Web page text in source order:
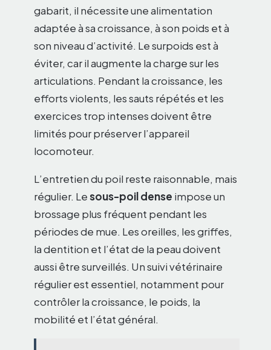
gabarit, il nécessite une alimentation
adaptée à sa croissance, à son poids et à
son niveau d’activité. Le surpoids est à
éviter, car il augmente la charge sur les
articulations. Pendant la croissance, les
efforts violents, les sauts répétés et les
exercices trop intenses doivent être
limités pour préserver l’appareil
locomoteur.
L’entretien du poil reste raisonnable, mais
régulier. Lesous-poil dense impose un
brossage plus fréquent pendant les
périodes de mue. Les oreilles, les griffes,
la dentition et l’état de la peau doivent
aussi être surveillés. Un suivi vétérinaire
régulier est essentiel, notamment pour
contrôler la croissance, le poids, la
mobilité et l’état général.